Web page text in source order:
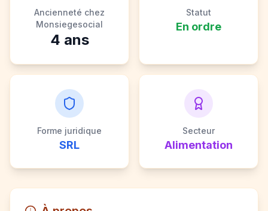
Ancienneté chez
Monsiegesocial
4 ans
Statut
En ordre
Forme juridique
SRL
Secteur
Alimentation